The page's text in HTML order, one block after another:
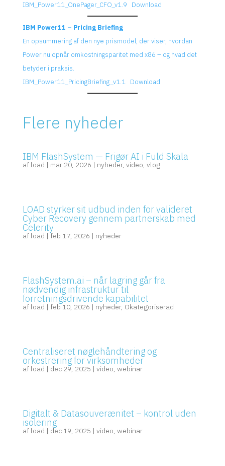
IBM_Power11_OnePager_CFO_v1.9
Download
IBM Power11 – Pricing Briefing
En opsummering af den nye prismodel, der viser, hvordan
Power nu opnår omkostningsparitet med x86 – og hvad det
betyder i praksis.
IBM_Power11_PricingBriefing_v1.1
Download
Flere nyheder
IBM FlashSystem — Frigør AI i Fuld Skala
af load | mar 20, 2026 | nyheder, video, vlog
LOAD styrker sit udbud inden for valideret
Cyber Recovery gennem partnerskab med
Celerity
af load |feb 17, 2026 | nyheder
FlashSystem.ai – når lagring går fra
nødvendig infrastruktur til
forretningsdrivende kapabilitet
af load | feb 10, 2026 | nyheder, Okategoriserad
Centraliseret nøglehåndtering og
orkestrering for virksomheder
af load | dec 29, 2025 | video, webinar
Digitalt & Datasouverænitet – kontrol uden
isolering
af load | dec 19, 2025 | video, webinar